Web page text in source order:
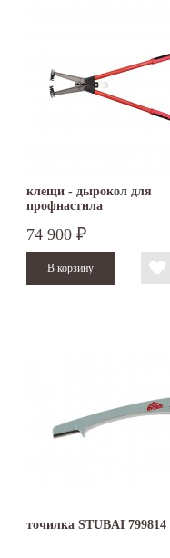
клещи - дырокол для
профнастила
74 900 ₽
точилка STUBAI 799814